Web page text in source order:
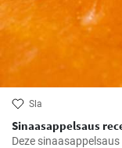
Sla
Sinaasappelsaus
Deze